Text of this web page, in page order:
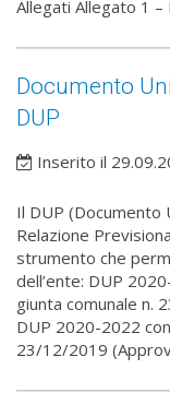
Allegati Allegato 1 –
Documento
DUP
Inserito il
Il DUP (Documento
Relazione
strumento che
dell’ente: DUP
giunta comunale n.
DUP 2020-2022
23/12/2019